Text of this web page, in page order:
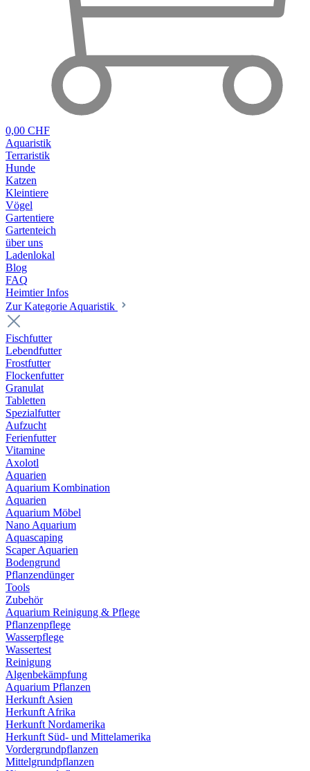
0,00 CHF
Aquaristik
Terraristik
Hunde
Katzen
Kleintiere
Vögel
Gartentiere
Gartenteich
über uns
Ladenlokal
Blog
FAQ
Heimtier Infos
Zur Kategorie Aquaristik
Fischfutter
Lebendfutter
Frostfutter
Flockenfutter
Granulat
Tabletten
Spezialfutter
Aufzucht
Ferienfutter
Vitamine
Axolotl
Aquarien
Aquarium Kombination
Aquarien
Aquarium Möbel
Nano Aquarium
Aquascaping
Scaper Aquarien
Bodengrund
Pflanzendünger
Tools
Zubehör
Aquarium Reinigung & Pflege
Pflanzenpflege
Wasserpflege
Wassertest
Reinigung
Algenbekämpfung
Aquarium Pflanzen
Herkunft Asien
Herkunft Afrika
Herkunft Nordamerika
Herkunft Süd- und Mittelamerika
Vordergrundpflanzen
Mittelgrundpflanzen